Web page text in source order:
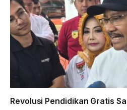
Revolusi Pendidikan Gratis